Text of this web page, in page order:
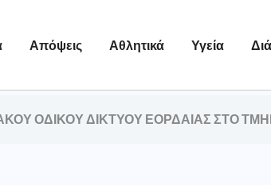
Απόψεις Αθλητικά Υγεία
ΟΔΙΚΟΥ ΔΙΚΤΥΟΥ ΕΟΡΔΑΙΑΣ ΣΤΟ